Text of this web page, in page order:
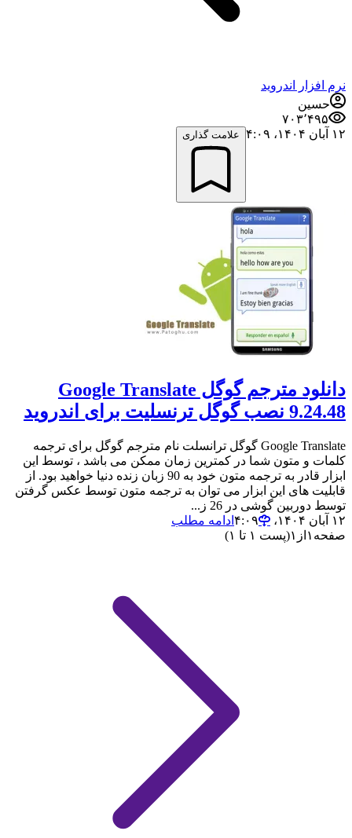
نرم افزار اندروید
حسین
۷۰۳٬۴۹۵
۱۲ آبان ۱۴۰۴،‏ ۴:۰۹
علامت گذاری
دانلود مترجم گوگل Google Translate
9.24.48 نصب گوگل ترنسلیت برای اندروید
Google Translate گوگل ترانسلت نام مترجم گوگل برای ترجمه
کلمات و متون شما در کمترین زمان ممکن می باشد ، توسط این
ابزار قادر به ترجمه متون خود به 90 زبان زنده دنیا خواهید بود. از
قابلیت های این ابزار می توان به ترجمه متون توسط عکس گرفتن
توسط دوربین گوشی در 26 ز...
۱۲ آبان ۱۴۰۴،‏ ۴:۰۹
ادامه مطلب
صفحه ۱ از ۱(پست ۱ تا ۱)